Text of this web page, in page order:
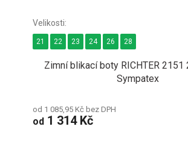
Zimní blikací boty RICHTER 2151
Sympatex
od 1 085,95 Kč bez DPH
od 1 314 Kč
21 22 23 24 26 28